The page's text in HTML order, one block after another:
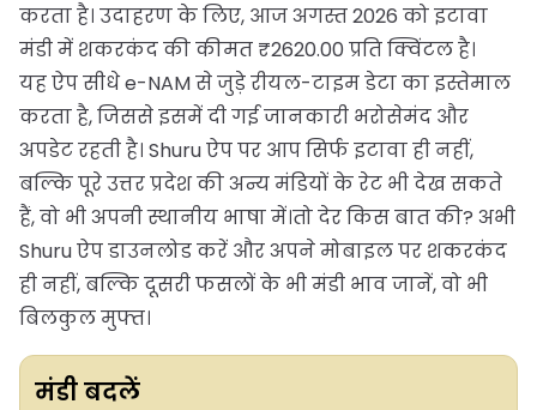
करता है। उदाहरण के लिए, आज अगस्त 2026 को इटावा
मंडी में शकरकंद की कीमत ₹2620.00 प्रति क्विंटल है।
यह ऐप सीधे e-NAM से जुड़े रीयल-टाइम डेटा का इस्तेमाल
करता है, जिससे इसमें दी गई जानकारी भरोसेमंद और
अपडेट रहती है। Shuru ऐप पर आप सिर्फ इटावा ही नहीं,
बल्कि पूरे उत्तर प्रदेश की अन्य मंडियों के रेट भी देख सकते
हैं, वो भी अपनी स्थानीय भाषा में।तो देर किस बात की? अभी
Shuru ऐप डाउनलोड करें और अपने मोबाइल पर शकरकंद
ही नहीं, बल्कि दूसरी फसलों के भी मंडी भाव जानें, वो भी
बिलकुल मुफ्त।
मंडी बदलें